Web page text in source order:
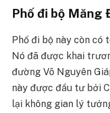
Phố đi bộ Măng
Phố đi bộ này còn có
Nó đã được khai
đường Võ Nguyên
này được đầu tư bởi
lại không gian lý